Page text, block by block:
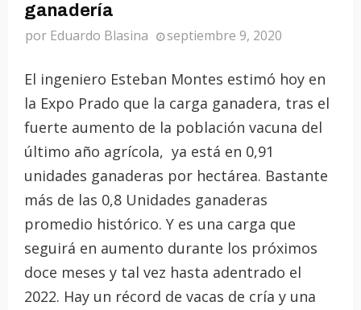
ganadería
por Eduardo Blasina septiembre 9, 2020
El ingeniero Esteban Montes estimó hoy en
la Expo Prado que la carga ganadera, tras el
fuerte aumento de la población vacuna del
último año agrícola, ya está en 0,91
unidades ganaderas por hectárea. Bastante
más de las 0,8 Unidades ganaderas
promedio histórico. Y es una carga que
seguirá en aumento durante los próximos
doce meses y tal vez hasta adentrado el
2022. Hay un récord de vacas de cría y una